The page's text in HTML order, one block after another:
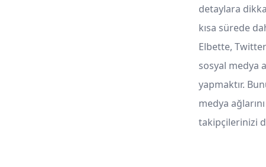
detaylara
kısa sürede
Elbette,
sosyal medya
yapmaktır.
medya
takipçilerinizi